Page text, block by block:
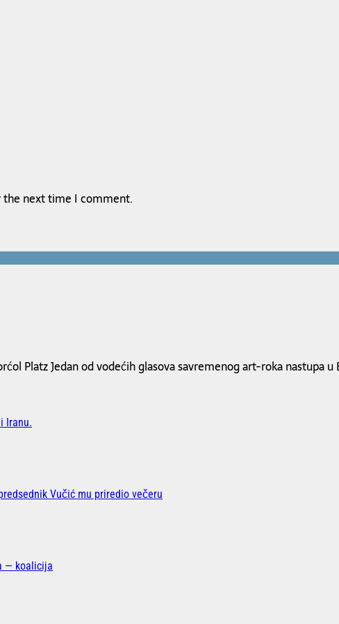
the next time I comment.
Platz Jedan od vodećih glasova savremenog art-roka nastupa
Iranu.
Vučić mu priredio večeru
— koalicija